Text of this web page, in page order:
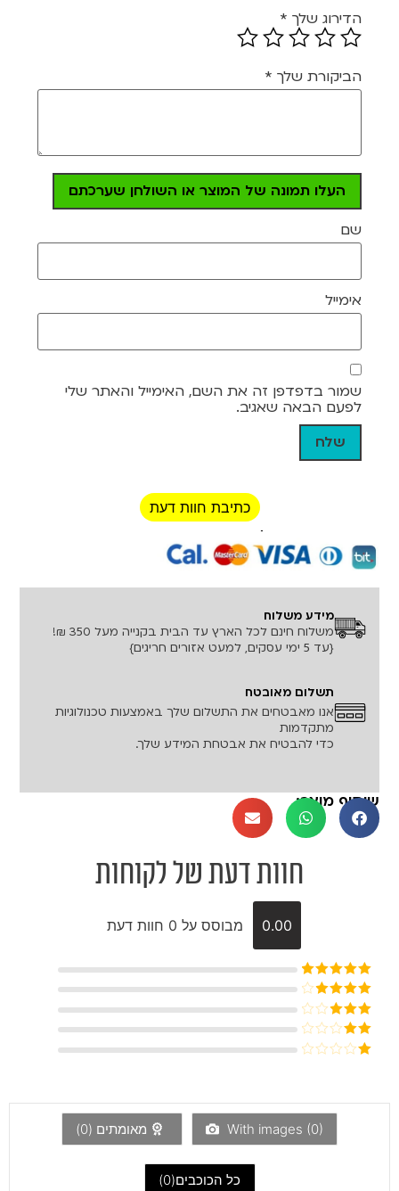
הדירוג שלך *
הביקורת שלך *
העלו תמונה של המוצר או השולחן שערכתם
שם
אימייל
שמור בדפדפן זה את השם, האימייל והאתר שלי
לפעם הבאה שאגיב.
כתיבת חוות דעת
רכישה מאובטחת!
מידע משלוח
משלוח חינם לכל הארץ עד הבית בקנייה מעל 350 ₪!
{עד 5 ימי עסקים, למעט אזורים חריגים}
תשלום מאובטח
אנו מאבטחים את התשלום שלך באמצעות טכנולוגיות
מתקדמות
כדי להבטיח את אבטחת המידע שלך.
שיתוף מוצר:
חוות דעת של לקוחות
0.00 מבוסס על 0 חוות דעת
דורג5מתוך
5
דורג4
מתוך 5
דורג3
מתוך 5
דורג
5
With images (0) מאומתים (0
)
כל הכוכבים(0
)